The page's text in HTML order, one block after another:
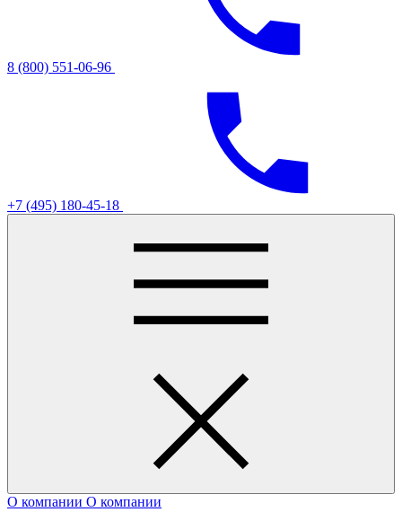
8 (800) 551-06-96
+7 (495) 180-45-18
О компании О компании